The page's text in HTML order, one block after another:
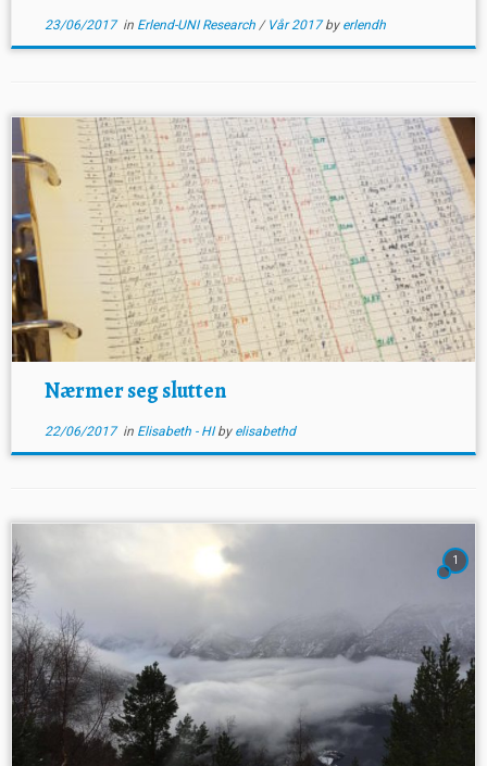
23/06/2017in Erlend-UNI Research / Vår 2017by erlendh
Nærmer seg slutten
22/06/2017in Elisabeth - HIby elisabethd
1